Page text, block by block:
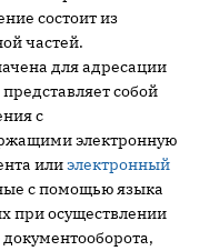
состоит из
частей.
для адресации
собой
с
электронную
илиэлектронный
с помощью языка
при осуществлении